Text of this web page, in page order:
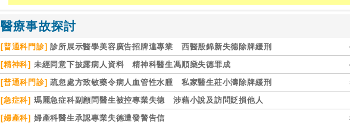
醫療事故探討
[普通科門診] 診所展示醫學美容廣告招牌違專業 西醫殷錦新失德除牌緩刑
[精神科] 未經同意下披露病人資料 精神科醫生馮順燊失德罪成
[普通科門診] 疏忽處方致敏藥令病人血管性水腫 私家醫生莊小濤除牌緩刑
[急症科] 瑪麗急症科副顧問醫生被控專業失德 涉藉小說及訪問貶損他人
[婦產科] 婦產科醫生承認專業失德遭發警告信